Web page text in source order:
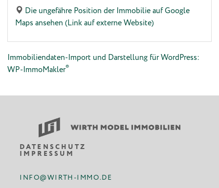
Die ungefähre Position der Immobilie auf Google
Maps ansehen (Link auf externe Website)
Immobiliendaten-Import und Darstellung für WordPress:
WP-ImmoMakler®
DATENSCHUTZ
IMPRESSUM
INFO@WIRTH-IMMO.DE